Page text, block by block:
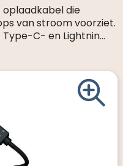
oplaadkabel die
van stroom voorziet.
C- en Lightnin...